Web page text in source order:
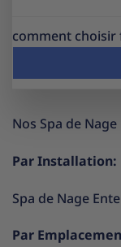
comment choisir
Nos Spa de Nage
Par Installation:
Spa de Nage
Par